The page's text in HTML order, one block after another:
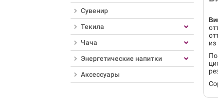
Сувенир
Текила
Чача
Энергетические напитки
Аксессуары